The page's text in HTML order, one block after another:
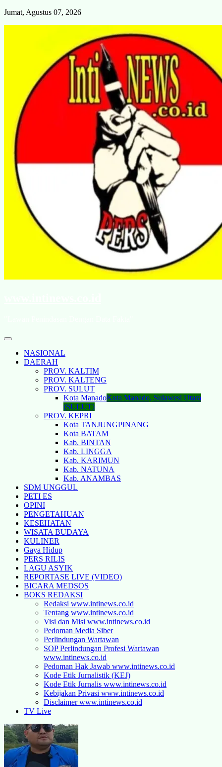
Skip
Jumat, Agustus 07, 2026
NASIONAL
DAERAH
PROV. KALTIM
PROV. KALTENG
PROV. SULUT
Kota ManadoKota Manado, Sulawesi Utara
(SULUT)
PROV. KEPRI
Kota TANJUNGPINANG
Kota BATAM
Kab. BINTAN
Kab. LINGGA
Kab. KARIMUN
Kab. NATUNA
Kab. ANAMBAS
SDM UNGGUL
PETI ES
OPINI
PENGETAHUAN
KESEHATAN
WISATA BUDAYA
KULINER
Gaya Hidup
PERS RILIS
LAGU ASYIK
REPORTASE LIVE (VIDEO)
BICARA MEDSOS
BOKS REDAKSI
Redaksi www.intinews.co.id
Tentang www.intinews.co.id
Visi dan Misi www.intinews.co.id
Pedoman Media Siber
Perlindungan Wartawan
SOP Perlindungan Profesi Wartawan
www.intinews.co.id
Pedoman Hak Jawab www.intinews.co.id
Kode Etik Jurnalistik (KEJ)
Kode Etik Jurnalis www.intinews.co.id
Kebijakan Privasi www.intinews.co.id
Disclaimer www.intinews.co.id
TV Live